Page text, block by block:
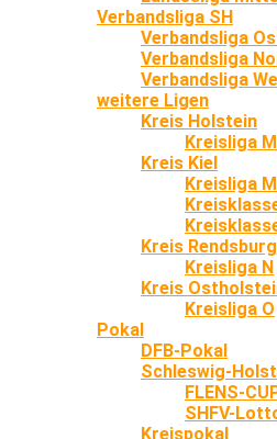
Verbandsliga SH
Verbandsliga
Verbandsliga
Verbandsliga
weitere Ligen
Kreis Holstein
Kreisliga M
Kreis Kiel
Kreisliga
Kreis
Kreisliga N
Kreis
Kreisliga O
Pokal
DFB-Pokal
Schleswig-
FLENS-
SHFV-
Kreispokal